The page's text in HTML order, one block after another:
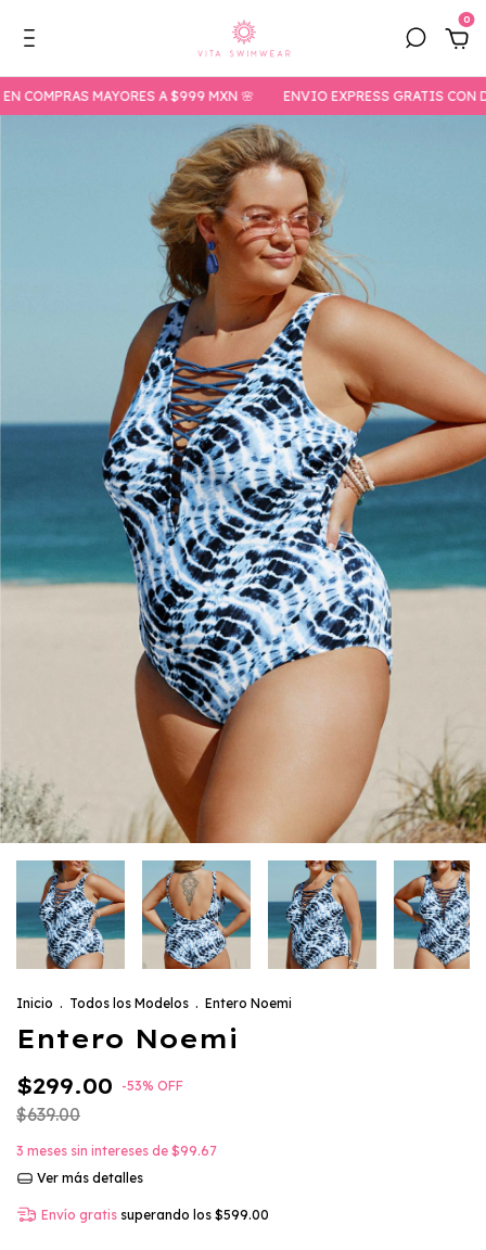
0
MAYORES A $999 MXN 🌸 ENVIO EXPRESS GRATIS CON DHL
Inicio . Todos los Modelos . Entero Noemi
Entero Noemi
$299.00 -53% OFF
$639.00
3 meses sin intereses de $99.67
Ver más detalles
Envío gratis superando los $599.00